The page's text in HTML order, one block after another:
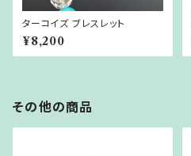
ターコイズ ブレスレット
¥8,200
その他の商品